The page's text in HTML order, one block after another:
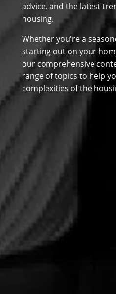
advice, and the latest
housing.
Whether you're a
starting out on your
our comprehensive
range of topics to help
complexities of the